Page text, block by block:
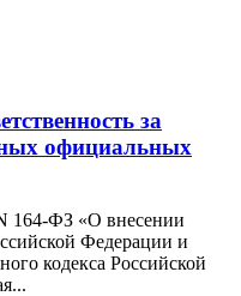
за
официальных
164-ФЗ «О внесении
Федерации и
кодекса Российской